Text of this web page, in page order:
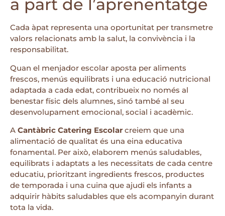
a part de l’aprenentatge
Cada àpat representa una oportunitat per transmetre
valors relacionats amb la salut, la convivència i la
responsabilitat.
Quan el menjador escolar aposta per aliments
frescos, menús equilibrats i una educació nutricional
adaptada a cada edat, contribueix no només al
benestar físic dels alumnes, sinó també al seu
desenvolupament emocional, social i acadèmic.
A Cantàbric Catering Escolar creiem que una
alimentació de qualitat és una eina educativa
fonamental. Per això, elaborem menús saludables,
equilibrats i adaptats a les necessitats de cada centre
educatiu, prioritzant ingredients frescos, productes
de temporada i una cuina que ajudi els infants a
adquirir hàbits saludables que els acompanyin durant
tota la vida.